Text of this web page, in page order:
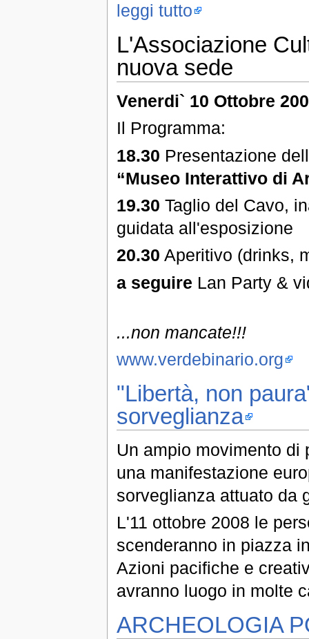
leggi tutto
L'Associazione
nuova sede
Venerdi` 10 Ottobre
Il Programma:
18.30 Presentazione
“Museo Interattivo di
19.30 Taglio del Cavo,
guidata all'esposizione
20.30 Aperitivo (drinks,
a seguire Lan Party &
...non mancate!!!
www.verdebinario.org
"Libertà, non
sorveglianza
Un ampio movimento di
una manifestazione
sorveglianza attuato da
L'11 ottobre 2008 le
scenderanno in piazza
Azioni pacifiche e
avranno luogo in molte
ARCHEOLOGIA